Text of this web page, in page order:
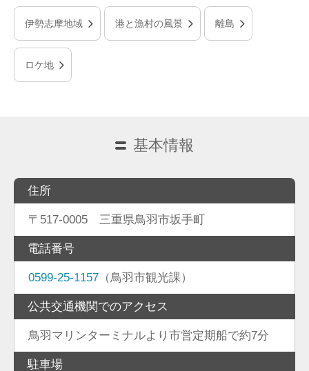
伊勢志摩地域 港と漁村の風景 離島
ロケ地
基本情報
住所
〒517-0005 三重県鳥羽市坂手町
電話番号
0599-25-1157 （鳥羽市観光課）
公共交通機関でのアクセス
鳥羽マリンターミナルより市営定期船で約7分
駐車場